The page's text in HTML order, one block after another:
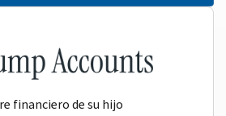
financiero de su hijo